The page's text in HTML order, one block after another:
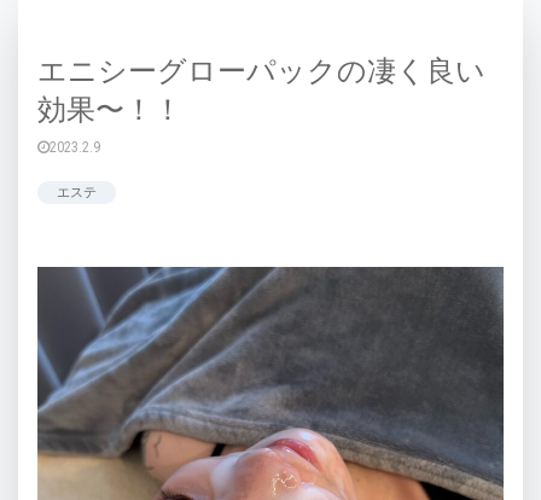
エニシーグローパックの凄く良い
効果〜！！
2023.2.9
エステ